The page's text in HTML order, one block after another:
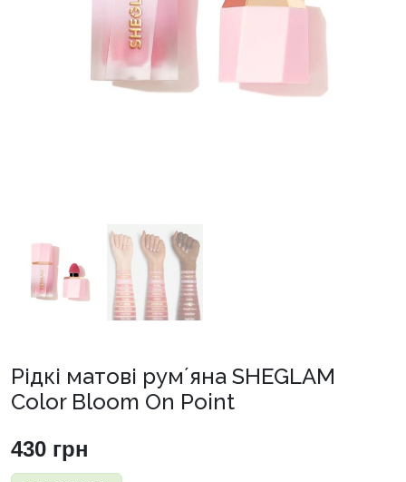
Рідкі матові румʼяна SHEGLAM
Color Bloom On Point
430 грн